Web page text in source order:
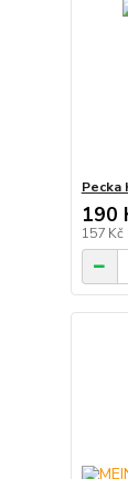
Pecka
190
157 Kč